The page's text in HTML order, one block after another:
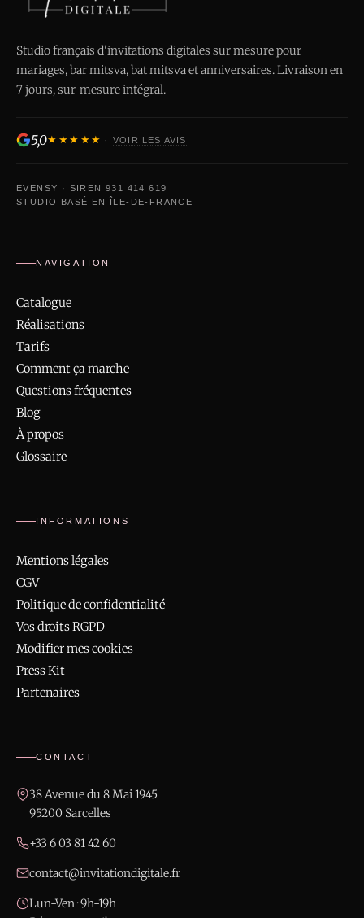
Studio français d'invitations digitales sur mesure pour
mariages, bar mitsva, bat mitsva et anniversaires. Livraison en
7 jours, sur-mesure intégral.
5,0★★★★★ · VOIR LES AVIS
EVENSY · SIREN 931 414 619
STUDIO BASÉ EN ÎLE-DE-FRANCE
NAVIGATION
Catalogue
Réalisations
Tarifs
Comment ça marche
Questions fréquentes
Blog
À propos
Glossaire
INFORMATIONS
Mentions légales
CGV
Politique de confidentialité
Vos droits RGPD
Modifier mes cookies
Press Kit
Partenaires
CONTACT
38 Avenue du 8 Mai 1945
95200 Sarcelles
+33 6 03 81 42 60
contact@invitationdigitale.fr
Lun-Ven · 9h-19h